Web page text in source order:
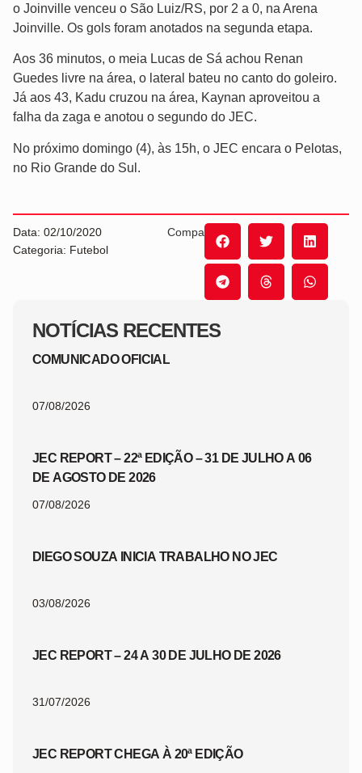
NOTÍCIAS RECENTES
COMUNICADO OFICIAL
07/08/2026
JEC REPORT – 22ª EDIÇÃO – 31 DE JULHO A 06
DE AGOSTO DE 2026
07/08/2026
DIEGO SOUZA INICIA TRABALHO NO JEC
03/08/2026
JEC REPORT – 24 A 30 DE JULHO DE 2026
31/07/2026
JEC REPORT CHEGA À 20ª EDIÇÃO
o Joinville venceu o São Luiz/RS, por 2 a 0, na Arena
Joinville. Os gols foram anotados na segunda etapa.
Aos 36 minutos, o meia Lucas de Sá achou Renan
Guedes livre na área, o lateral bateu no canto do goleiro.
Já aos 43, Kadu cruzou na área, Kaynan aproveitou a
falha da zaga e anotou o segundo do JEC.
No próximo domingo (4), às 15h, o JEC encara o Pelotas,
no Rio Grande do Sul.
Data: 02/10/2020
Categoria: Futebol
Compartilhe: